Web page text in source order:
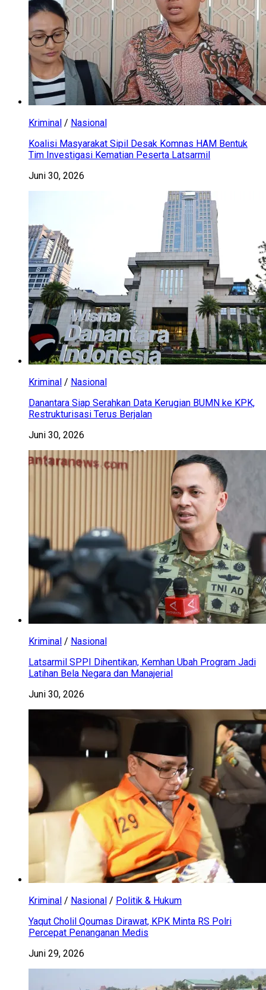
Kriminal / Nasional
Koalisi Masyarakat Sipil Desak Komnas HAM Bentuk
Tim Investigasi Kematian Peserta Latsarmil
Juni 30, 2026
Kriminal / Nasional
Danantara Siap Serahkan Data Kerugian BUMN ke KPK,
Restrukturisasi Terus Berjalan
Juni 30, 2026
Kriminal / Nasional
Latsarmil SPPI Dihentikan, Kemhan Ubah Program Jadi
Latihan Bela Negara dan Manajerial
Juni 30, 2026
Kriminal / Nasional / Politik & Hukum
Yaqut Cholil Qoumas Dirawat, KPK Minta RS Polri
Percepat Penanganan Medis
Juni 29, 2026